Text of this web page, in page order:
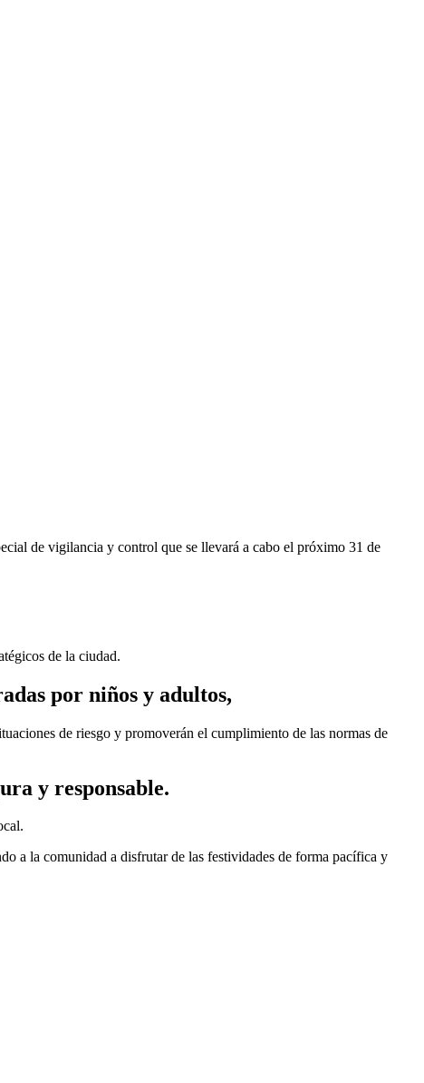
de vigilancia y control que se llevará a cabo el próximo 31 de
de la ciudad.
por niños y adultos,
de riesgo y promoverán el cumplimiento de las normas de
y responsable.
a la comunidad a disfrutar de las festividades de forma pacífica y